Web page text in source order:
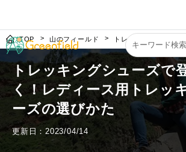
TOP 山のフィールド トレッキングシュー
トレッキングシューズで
く！レディース用トレッ
ーズの選びかた
更新日：2023/04/14